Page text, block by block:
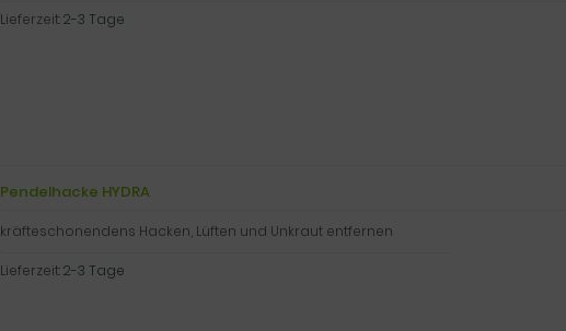
Lieferzeit:2-3 Tage
Pendelhacke HYDRA
kräfteschonendens Hacken, Lüften und Unkraut entfernen
Lieferzeit:2-3 Tage